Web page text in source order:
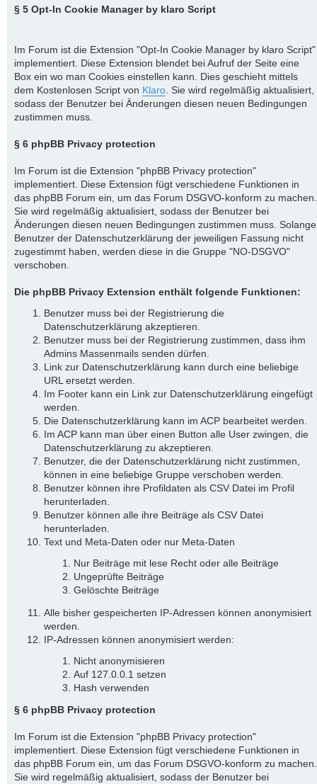
§ 5 Opt-In Cookie Manager by klaro Script
Im Forum ist die Extension "Opt-In Cookie Manager by klaro Script"
implementiert. Diese Extension blendet bei Aufruf der Seite eine
Box ein wo man Cookies einstellen kann. Dies geschieht mittels
dem Kostenlosen Script von Klaro . Sie wird regelmäßig aktualisiert,
sodass der Benutzer bei Änderungen diesen neuen Bedingungen
zustimmen muss.
§ 6 phpBB Privacy protection
Im Forum ist die Extension "phpBB Privacy protection"
implementiert. Diese Extension fügt verschiedene Funktionen in
das phpBB Forum ein, um das Forum DSGVO-konform zu machen.
Sie wird regelmäßig aktualisiert, sodass der Benutzer bei
Änderungen diesen neuen Bedingungen zustimmen muss. Solange
Benutzer der Datenschutzerklärung der jeweiligen Fassung nicht
zugestimmt haben, werden diese in die Gruppe "NO-DSGVO"
verschoben.
Die phpBB Privacy Extension enthält folgende Funktionen:
Benutzer muss bei der Registrierung die
Datenschutzerklärung akzeptieren.
Benutzer muss bei der Registrierung zustimmen, dass ihm
Admins Massenmails senden dürfen.
Link zur Datenschutzerklärung kann durch eine beliebige
URL ersetzt werden.
Im Footer kann ein Link zur Datenschutzerklärung eingefügt
werden.
Die Datenschutzerklärung kann im ACP bearbeitet werden.
Im ACP kann man über einen Button alle User zwingen, die
Datenschutzerklärung zu akzeptieren.
Benutzer, die der Datenschutzerklärung nicht zustimmen,
können in eine beliebige Gruppe verschoben werden.
Benutzer können ihre Profildaten als CSV Datei im Profil
herunterladen.
Benutzer können alle ihre Beiträge als CSV Datei
herunterladen.
Text und Meta-Daten oder nur Meta-Daten
Nur Beiträge mit lese Recht oder alle Beiträge
Ungeprüfte Beiträge
Gelöschte Beiträge
Alle bisher gespeicherten IP-Adressen können anonymisiert
werden.
IP-Adressen können anonymisiert werden:
Nicht anonymisieren
Auf 127.0.0.1 setzen
Hash verwenden
§ 6 phpBB Privacy protection
Im Forum ist die Extension "phpBB Privacy protection"
implementiert. Diese Extension fügt verschiedene Funktionen in
das phpBB Forum ein, um das Forum DSGVO-konform zu machen.
Sie wird regelmäßig aktualisiert, sodass der Benutzer bei